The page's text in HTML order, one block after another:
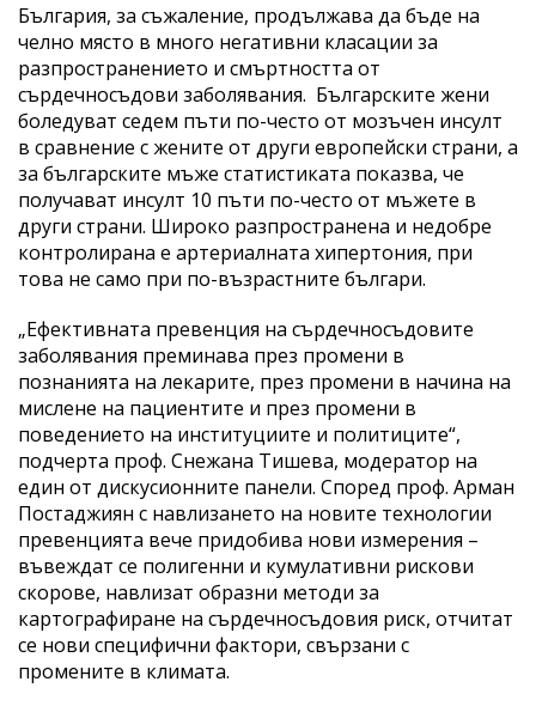
България, за съжаление, продължава да бъде на
челно място в много негативни класации за
разпространението и смъртността от
сърдечносъдови заболявания. Българските жени
боледуват седем пъти по-често от мозъчен инсулт
в сравнение с жените от други европейски страни, а
за българските мъже статистиката показва, че
получават инсулт 10 пъти по-често от мъжете в
други страни. Широко разпространена и недобре
контролирана е артериалната хипертония, при
това не само при по-възрастните българи.
„Ефективната превенция на сърдечносъдовите
заболявания преминава през промени в
познанията на лекарите, през промени в начина на
мислене на пациентите и през промени в
поведението на институциите и политиците“,
подчерта проф. Снежана Тишева, модератор на
един от дискусионните панели. Според проф. Арман
Постаджиян с навлизането на новите технологии
превенцията вече придобива нови измерения –
въвеждат се полигенни и кумулативни рискови
скорове, навлизат образни методи за
картографиране на сърдечносъдовия риск, отчитат
се нови специфични фактори, свързани с
промените в климата.